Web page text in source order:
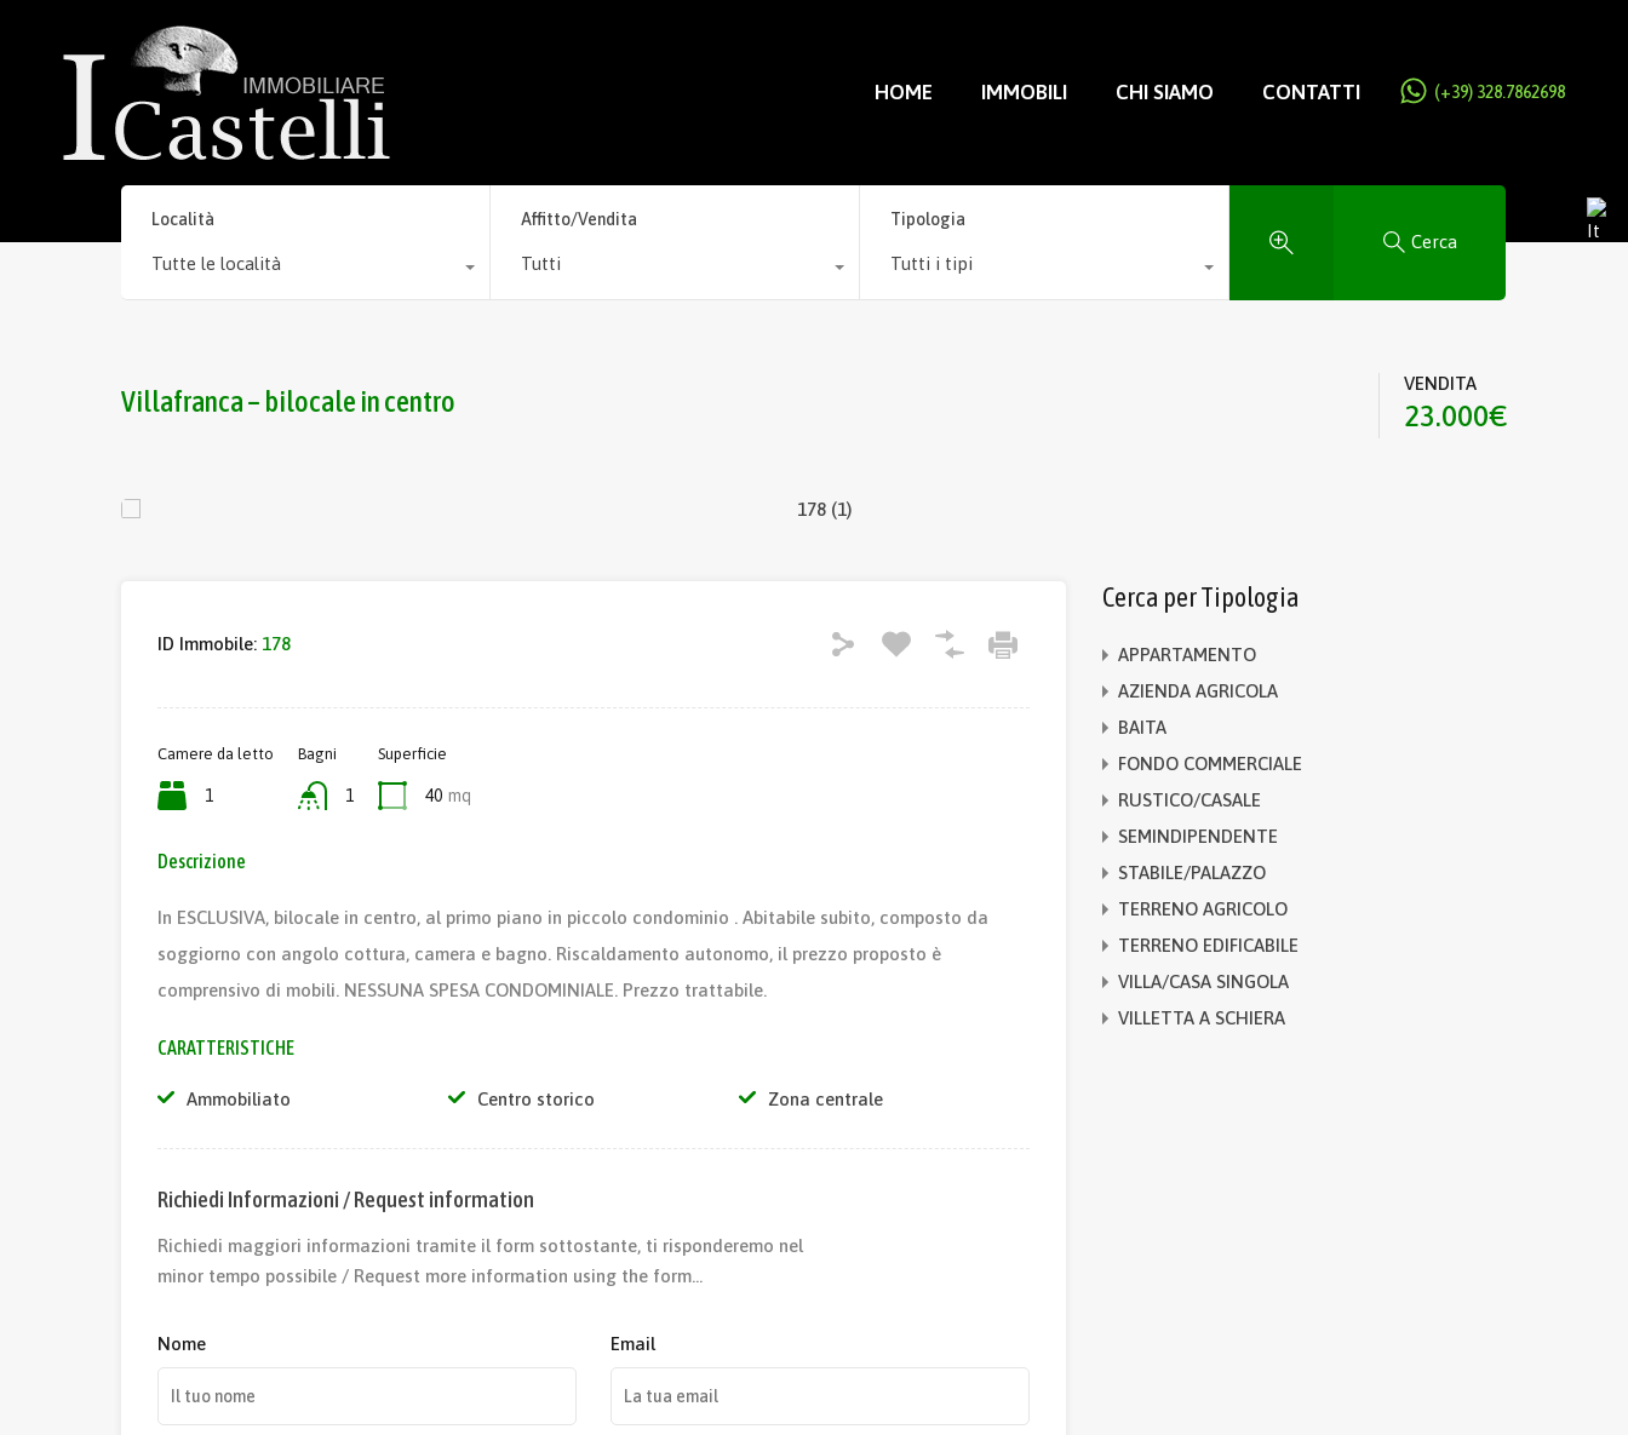
HOME IMMOBILI CHI SIAMO CONTATTI (+39) 328.7862698
Località
Tutte le località
Affitto/Vendita
Tutti
Tipologia
Tutti i tipi
Cerca
Villafranca – bilocale in centro
VENDITA
23.000€
ID Immobile: 178
Camere da letto
1
Bagni
1
Superficie
40 mq
Descrizione
In ESCLUSIVA, bilocale in centro, al primo piano in piccolo condominio . Abitabile subito, composto da
soggiorno con angolo cottura, camera e bagno. Riscaldamento autonomo, il prezzo proposto è
comprensivo di mobili. NESSUNA SPESA CONDOMINIALE. Prezzo trattabile.
CARATTERISTICHE
Ammobiliato Centro storico Zona centrale
Richiedi Informazioni / Request information
Richiedi maggiori informazioni tramite il form sottostante, ti risponderemo nel
minor tempo possibile / Request more information using the form…
Nome Email
Cerca per Tipologia
APPARTAMENTO
AZIENDA AGRICOLA
BAITA
FONDO COMMERCIALE
RUSTICO/CASALE
SEMINDIPENDENTE
STABILE/PALAZZO
TERRENO AGRICOLO
TERRENO EDIFICABILE
VILLA/CASA SINGOLA
VILLETTA A SCHIERA